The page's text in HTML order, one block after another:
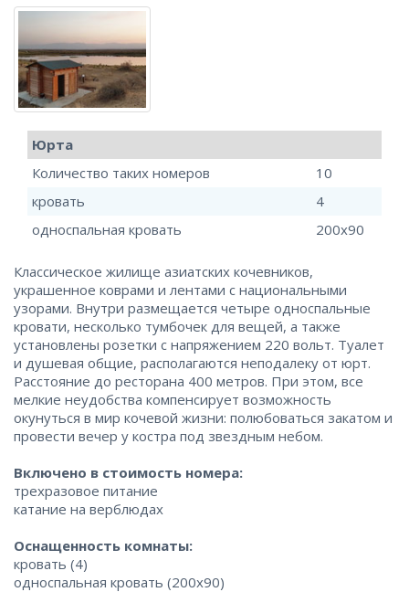
Юрта
Количество таких номеров
10
кровать
4
односпальная кровать
200x90
Классическое жилище азиатских кочевников,
украшенное коврами и лентами с национальными
узорами. Внутри размещается четыре односпальные
кровати, несколько тумбочек для вещей, а также
установлены розетки с напряжением 220 вольт. Туалет
и душевая общие, располагаются неподалеку от юрт.
Расстояние до ресторана 400 метров. При этом, все
мелкие неудобства компенсирует возможность
окунуться в мир кочевой жизни: полюбоваться закатом и
провести вечер у костра под звездным небом.
Включено в стоимость номера:
трехразовое питание
катание на верблюдах
Оснащенность комнаты:
кровать (4)
односпальная кровать (200x90)